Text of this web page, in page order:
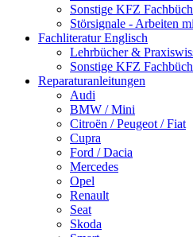
Sonstige KFZ
Störsignale - Arbeiten
Fachliteratur Englisch
Lehrbücher &
Sonstige KFZ
Reparaturanleitungen
Audi
BMW / Mini
Citroën / Peugeot / Fiat
Cupra
Ford / Dacia
Mercedes
Opel
Renault
Seat
Skoda